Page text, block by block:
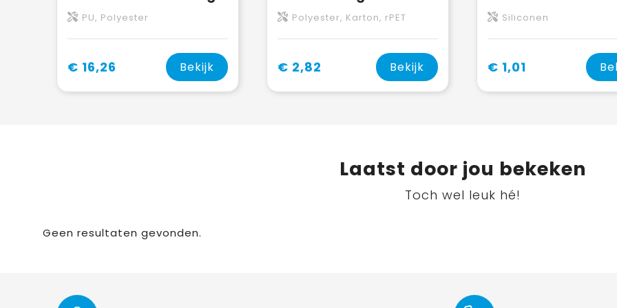
PU, Polyester
€ 16,26 Bekijk
Polyester, Karton, rPET
€ 2,82 Bekijk
Siliconen
€ 1,01
Laatst door jou bekeken
Toch wel leuk hé!
Geen resultaten gevonden.